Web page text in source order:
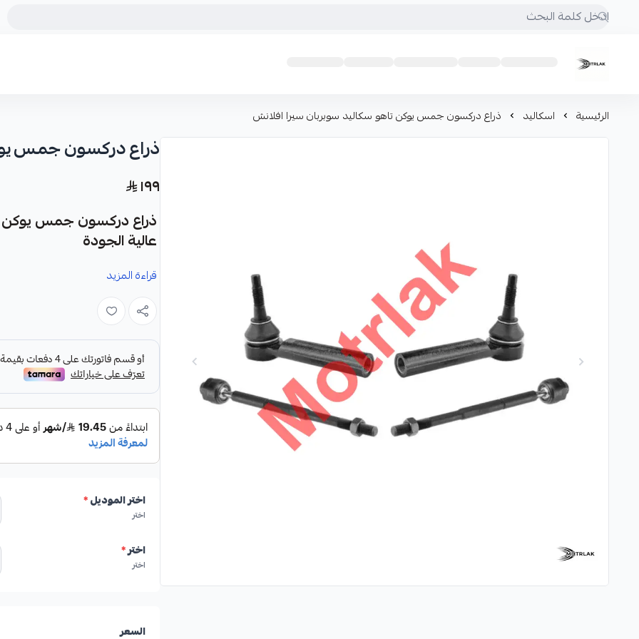
Motrlak
الرئيسية اسكاليد ذراع دركسون جمس يوكن تاهو سكاليد سوبربان سيرا افلانش
ذراع دركسون جمس
١٩٩
ذراع دركسون جمس يوكن
عالية الجودة
نوفر لك ذراع الدركسون هذا
تاهو، كاديلاك سكاليد، شيفروليه
المواصفات والمميزات:
✓صناعة أمريكية
✓من شركة HIGHROAD AUTO PARTS
قراءة المزيد
اختر الموديل*
اختر
اختر*
اختر
السعر